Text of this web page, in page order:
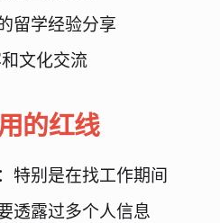
留学经验分享
文化交流
的红线
：特别是在找工作期间
透露过多个人信息